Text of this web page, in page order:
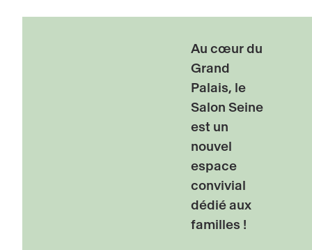
Au cœur du
Grand
Palais, le
Salon Seine
est un
nouvel
espace
convivial
dédié aux
familles !